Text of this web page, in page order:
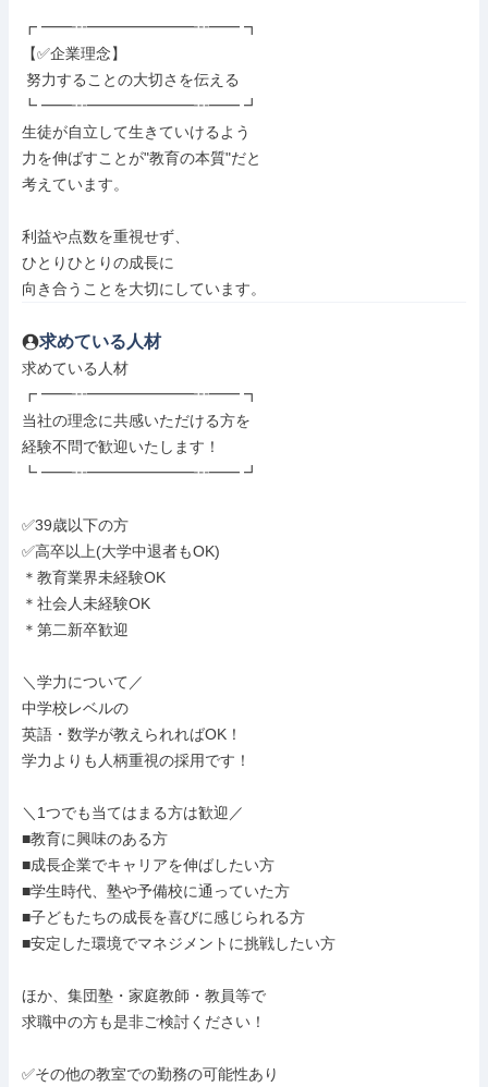
┏ ━━┅━━━━━━━┅━━ ┓
【✅企業理念】
┗ ━━┅━━━━━━━┅━━ ┛
生徒が自立して生きていけるよう
力を伸ばすことが"教育の本質"だと
考えています。
利益や点数を重視せず、
ひとりひとりの成長に
向き合うことを大切にしています。
求めている人材
求めている人材
┏ ━━┅━━━━━━━┅━━ ┓
当社の理念に共感いただける方を
経験不問で歓迎いたします！
┗ ━━┅━━━━━━━┅━━ ┛
✅39歳以下の方
✅高卒以上(大学中退者もOK)
＊教育業界未経験OK
＊社会人未経験OK
＊第二新卒歓迎
＼学力について／
中学校レベルの
英語・数学が教えられればOK！
学力よりも人柄重視の採用です！
＼1つでも当てはまる方は歓迎／
■教育に興味のある方
■成長企業でキャリアを伸ばしたい方
■学生時代、塾や予備校に通っていた方
■子どもたちの成長を喜びに感じられる方
■安定した環境でマネジメントに挑戦したい方
ほか、集団塾・家庭教師・教員等で
求職中の方も是非ご検討ください！
✅その他の教室での勤務の可能性あり